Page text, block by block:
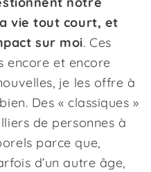
vie tout court, et
sur moi. Ces
encore et encore
je les offre à
Des « classiques »
de personnes à
parce que,
d’un autre âge,